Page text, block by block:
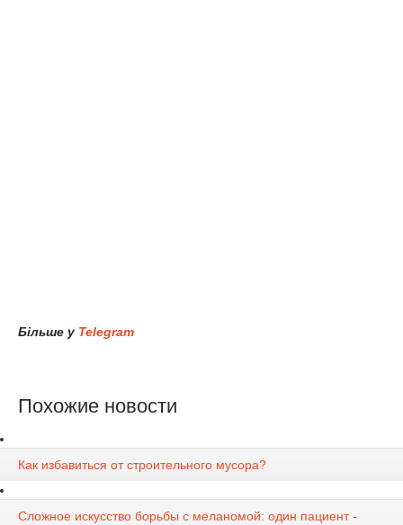
Більше у Telegram
Похожие новости
Как избавиться от строительного мусора?
Сложное искусство борьбы с меланомой: один пациент -